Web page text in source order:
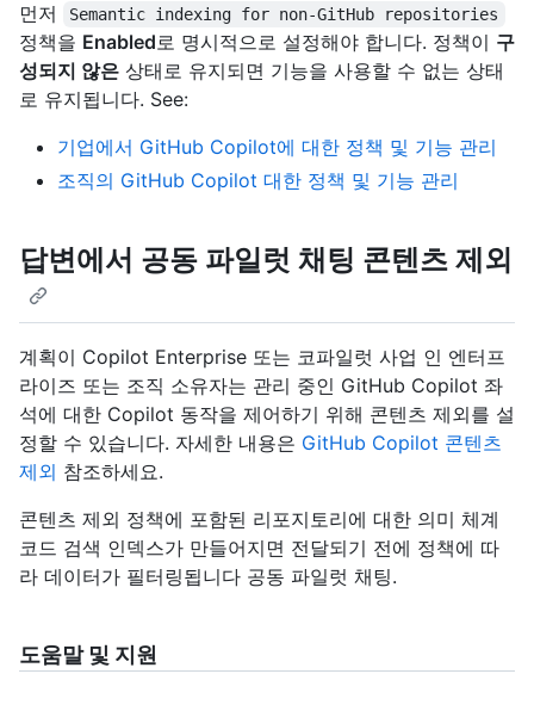
먼저
Semantic indexing for non-GitHub repositories
정책을 Enabled 로 명시적으로 설정해야 합니다. 정책이 구
성되지 않은 상태로 유지되면 기능을 사용할 수 없는 상태
로 유지됩니다. See:
기업에서 GitHub Copilot에 대한 정책 및 기능 관리
조직의 GitHub Copilot 대한 정책 및 기능 관리
답변에서 공동 파일럿 채팅 콘텐츠 제외
계획이 Copilot Enterprise 또는 코파일럿 사업 인 엔터프
라이즈 또는 조직 소유자는 관리 중인 GitHub Copilot 좌
석에 대한 Copilot 동작을 제어하기 위해 콘텐츠 제외를 설
정할 수 있습니다. 자세한 내용은 GitHub Copilot 콘텐츠
제외 참조하세요.
콘텐츠 제외 정책에 포함된 리포지토리에 대한 의미 체계
코드 검색 인덱스가 만들어지면 전달되기 전에 정책에 따
라 데이터가 필터링됩니다 공동 파일럿 채팅.
도움말 및 지원